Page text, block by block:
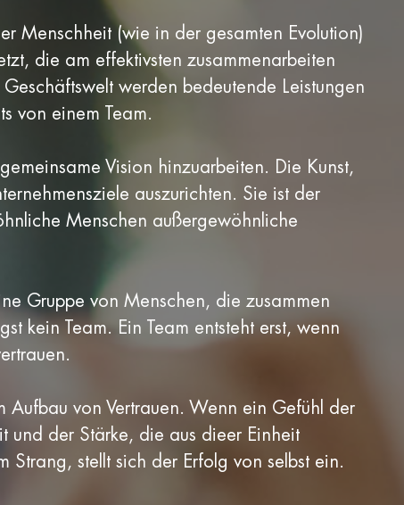
Menschheit (wie in der gesamten Evolution)
die am effektivsten zusammenarbeiten
werden bedeutende Leistungen
von einem Team.
Vision hinzuarbeiten. Die Kunst,
auszurichten. Sie ist der
Menschen außergewöhnliche
Gruppe von Menschen, die zusammen
kein Team. Ein Team entsteht erst, wenn
Aufbau von Vertrauen. Wenn ein Gefühl der
und der Stärke, die aus dieer Einheit
Strang, stellt sich der Erfolg von selbst ein.